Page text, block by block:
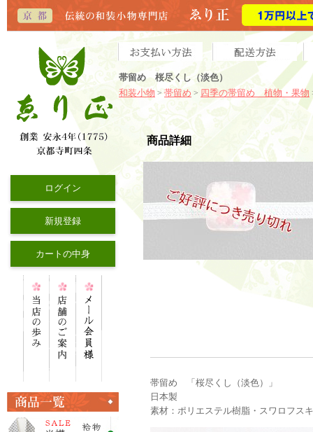
帯留め 桜尽くし（淡色）
和装小物 > 帯留め > 四季の帯留め 植物・果物
ログイン
新規登録
カートの中身
商品詳細
帯留め 「桜尽くし（淡色）」
日本製
素材：ポリエステル樹脂・スワロフス